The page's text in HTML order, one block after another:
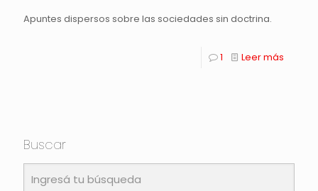
Apuntes dispersos sobre las sociedades sin doctrina.
1 Leer más
Buscar